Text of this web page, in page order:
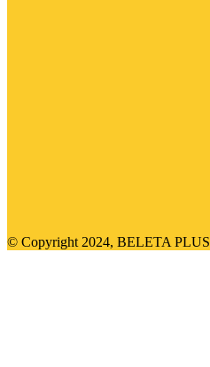
© Copyright 2024, BELETA PLUS